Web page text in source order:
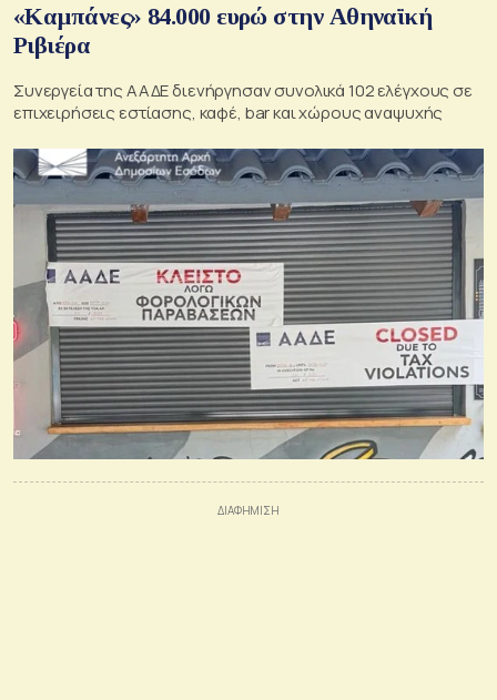
«Καμπάνες» 84.000 ευρώ στην Αθηναϊκή
Ριβιέρα
Συνεργεία της ΑΑΔΕ διενήργησαν συνολικά 102 ελέγχους σε
επιχειρήσεις εστίασης, καφέ, bar και χώρους αναψυχής